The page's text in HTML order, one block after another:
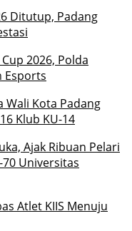
Ditutup, Padang
2026, Polda
Esports
Wali Kota Padang
Klub KU-14
Ajak Ribuan Pelari
Universitas
Atlet KIIS Menuju